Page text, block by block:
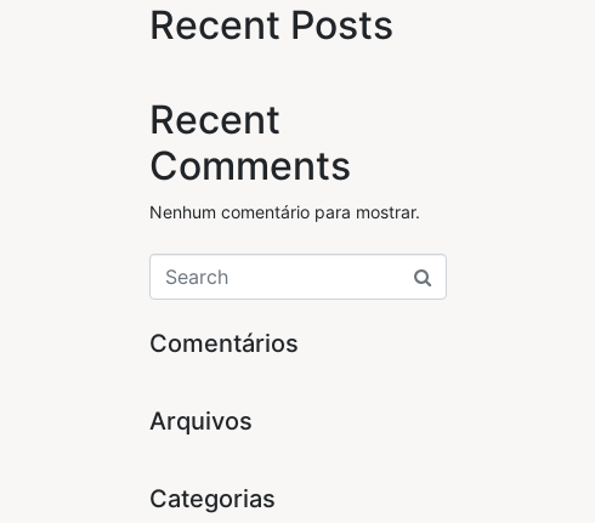
Recent Posts
Recent
Comments
Nenhum comentário para mostrar.
Comentários
Arquivos
Categorias